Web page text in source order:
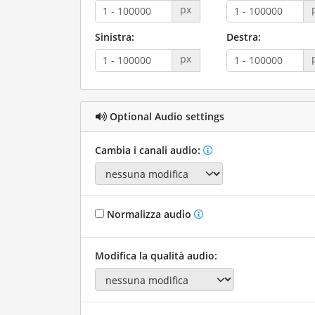
px
Sinistra:
px
Destra:
Optional Audio settings
Cambia i canali audio:
Normalizza audio
Modifica la qualità audio: